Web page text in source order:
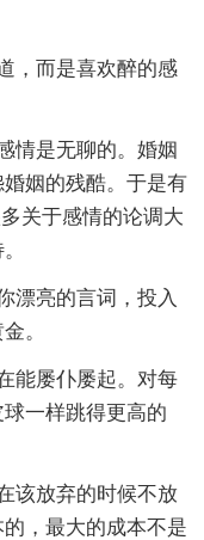
，而是喜欢醉的感
情是无聊的。婚姻
姻的残酷。于是有
关于感情的论调大
漂亮的言词，投入
。
能屡仆屡起。对每
一样跳得更高的
该放弃的时候不放
，最大的成本不是